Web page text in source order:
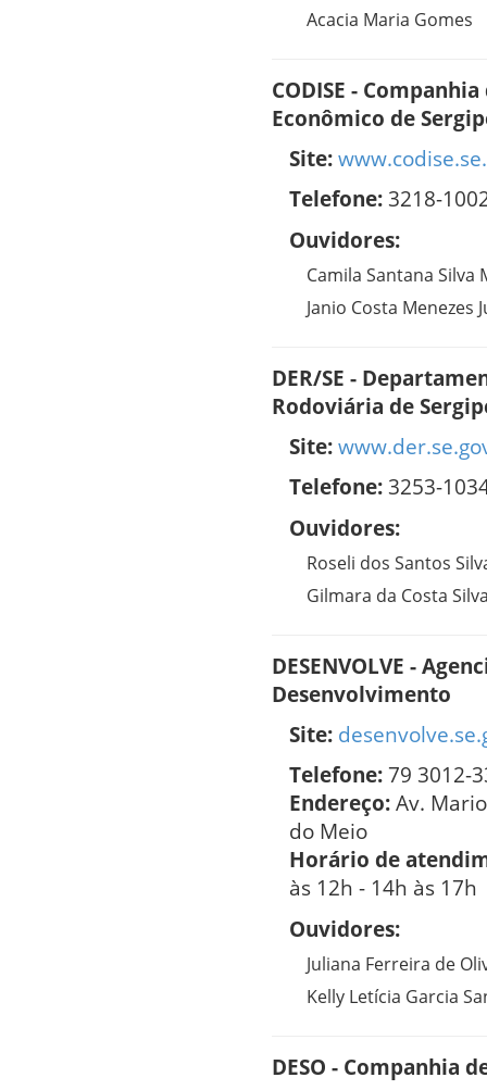
Acacia Maria Gomes
CODISE -
Econômico de
Site:
Telefone:3218-
Ouvidores:
Camila Santana Silva
Janio Costa Menezes
DER/SE -
Rodoviária de
Site:
Telefone:3253-
Ouvidores:
Roseli dos Santos
Gilmara da Costa
DESENVOLVE -
Desenvolvimento
Site:
Telefone:79 3012-
Endereço:Av.
do Meio
Horário de
às 12h - 14h às 17h
Ouvidores:
Juliana Ferreira de
Kelly Letícia Garcia
DESO - Companhia